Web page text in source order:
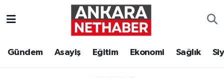
Gündem Asayiş Eğitim Ekonomi Sağlık
Ankara Hava Durumu